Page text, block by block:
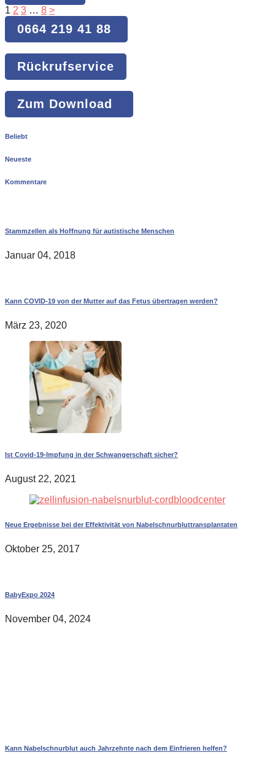
1 2 3 … 8 >
0664 219 41 88
Rückrufservice
Zum Download
Beliebt
Neueste
Kommentare
Stammzellen als Hoffnung für autistische Menschen
Januar 04, 2018
Kann COVID-19 von der Mutter auf das Fetus übertragen werden?
März 23, 2020
Ist Covid-19-Impfung in der Schwangerschaft sicher?
August 22, 2021
Neue Ergebnisse bei der Effektivität von Nabelschnurbluttransplantaten
Oktober 25, 2017
BabyExpo 2024
November 04, 2024
Kann Nabelschnurblut auch Jahrzehnte nach dem Einfrieren helfen?